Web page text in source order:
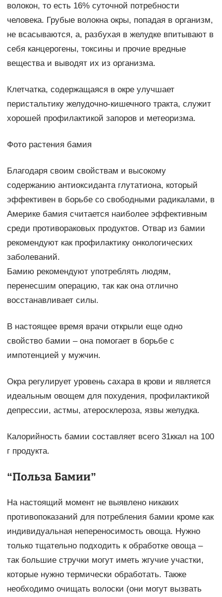
волокон, то есть 16% суточной потребности
человека. Грубые волокна окры, попадая в организм,
не всасываются, а, разбухая в желудке впитывают в
себя канцерогены, токсины и прочие вредные
вещества и выводят их из организма.
Клетчатка, содержащаяся в окре улучшает
перистальтику желудочно-кишечного тракта, служит
хорошей профилактикой запоров и метеоризма.
Фото растения бамия
Благодаря своим свойствам и высокому
содержанию антиоксиданта глутатиона, который
эффективен в борьбе со свободными радикалами, в
Америке бамия считается наиболее эффективным
среди противораковых продуктов. Отвар из бамии
рекомендуют как профилактику онкологических
заболеваний.
Бамию рекомендуют употреблять людям,
перенесшим операцию, так как она отлично
восстанавливает силы.
В настоящее время врачи открыли еще одно
свойство бамии – она помогает в борьбе с
импотенцией у мужчин.
Окра регулирует уровень сахара в крови и является
идеальным овощем для похудения, профилактикой
депрессии, астмы, атеросклероза, язвы желудка.
Калорийность бамии составляет всего 31ккал на 100
г продукта.
“Польза Бамии”
На настоящий момент не выявлено никаких
противопоказаний для потребления бамии кроме как
индивидуальная непереносимость овоща. Нужно
только тщательно подходить к обработке овоща –
так большие стручки могут иметь жгучие участки,
которые нужно термически обработать. Также
необходимо очищать волоски (они могут вызвать